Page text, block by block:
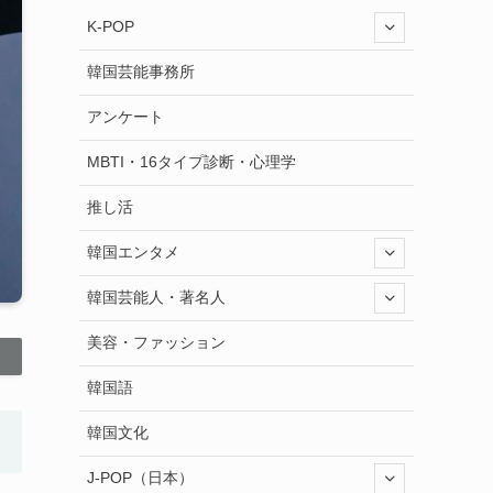
K-POP
韓国芸能事務所
アンケート
MBTI・16タイプ診断・心理学
推し活
韓国エンタメ
韓国芸能人・著名人
美容・ファッション
韓国語
韓国文化
J-POP（日本）